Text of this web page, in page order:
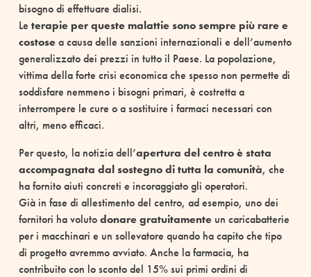
bisogno di effettuare dialisi.
Le terapie per queste malattie sono sempre più rare e
costosea causa delle sanzioni internazionali e dell’aumento
generalizzato dei prezzi in tutto il Paese. La popolazione,
vittima della forte crisi economica che spesso non permette di
soddisfare nemmeno i bisogni primari, è costretta a
interrompere le cure o a sostituire i farmaci necessari con
altri, meno efficaci.
Per questo, la notizia dell’apertura del centro è stata
accompagnata dal sostegno di tutta la comunità, che
ha fornito aiuti concreti e incoraggiato gli operatori.
Già in fase di allestimento del centro, ad esempio, uno dei
fornitori ha volutodonare gratuitamenteun caricabatterie
per i macchinari e un sollevatore quando ha capito che tipo
di progetto avremmo avviato. Anche la farmacia, ha
contribuito con lo sconto del 15% sui primi ordini di